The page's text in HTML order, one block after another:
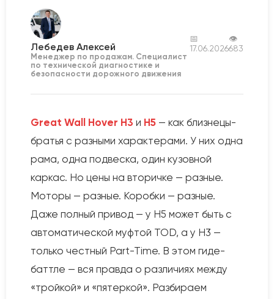
Лебедев Алексей
Менеджер по продажам. Специалист
по технической диагностике и
безопасности дорожного движения
📅
17.06.2026
👁
683
Great Wall Hover H3 и H5 — как близнецы-
братья с разными характерами. У них одна
рама, одна подвеска, один кузовной
каркас. Но цены на вторичке — разные.
Моторы — разные. Коробки — разные.
Даже полный привод — у H5 может быть с
автоматической муфтой TOD, а у H3 —
только честный Part-Time. В этом гиде-
баттле — вся правда о различиях между
«тройкой» и «пятеркой». Разбираем